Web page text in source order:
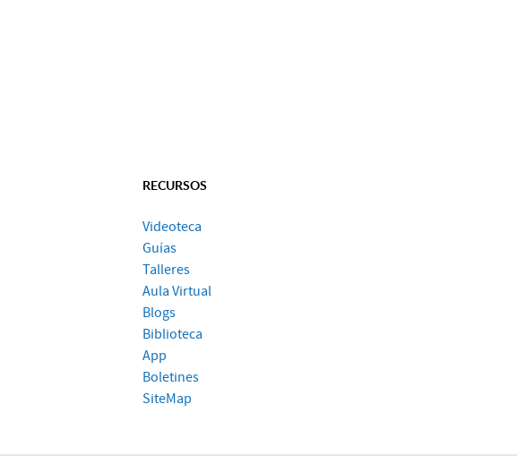
RECURSOS
Videoteca
Guías
Talleres
Aula Virtual
Blogs
Biblioteca
App
Boletines
SiteMap